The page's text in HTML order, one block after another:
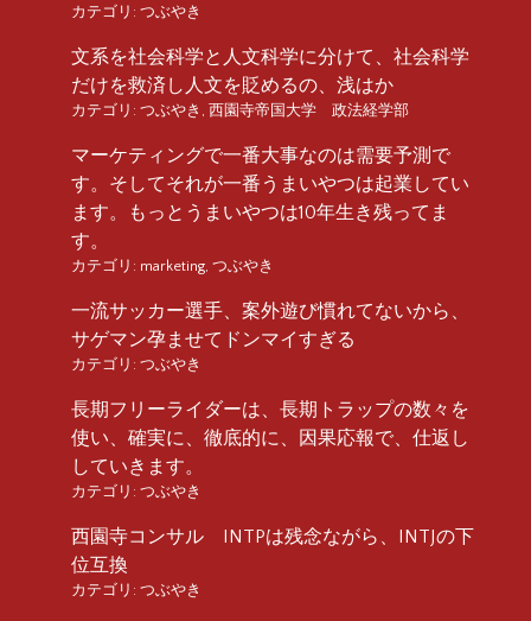
カテゴリ: つぶやき
文系を社会科学と人文科学に分けて、社会科学
だけを救済し人文を貶めるの、浅はか
カテゴリ: つぶやき 西園寺帝国大学 政法経学部
マーケティングで一番大事なのは需要予測で
す。そしてそれが一番うまいやつは起業してい
ます。もっとうまいやつは10年生き残ってま
す。
カテゴリ: marketing つぶやき
一流サッカー選手、案外遊び慣れてないから、
サゲマン孕ませてドンマイすぎる
カテゴリ: つぶやき
長期フリーライダーは、長期トラップの数々を
使い、確実に、徹底的に、因果応報で、仕返し
していきます。
カテゴリ: つぶやき
西園寺コンサル INTPは残念ながら、INTJの下
位互換
カテゴリ: つぶやき